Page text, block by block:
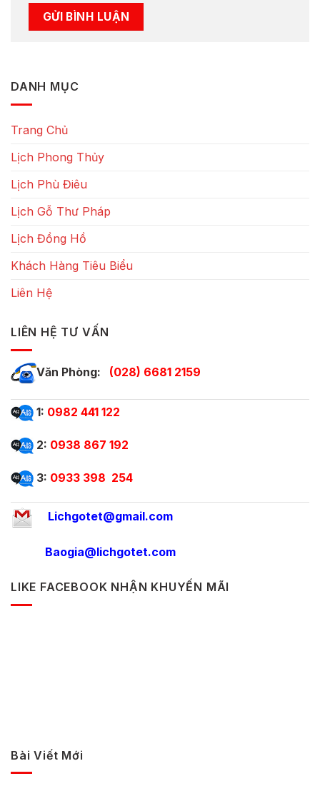
DANH MỤC
Trang Chủ
Lịch Phong Thủy
Lịch Phù Điêu
Lịch Gỗ Thư Pháp
Lịch Đồng Hồ
Khách Hàng Tiêu Biểu
Liên Hệ
LIÊN HỆ TƯ VẤN
Văn Phòng: (028) 6681 2159
1: 0982 441 122
2: 0938 867 192
3: 0933 398 254
Lichgotet@gmail.com
Baogia@lichgotet.com
LIKE FACEBOOK NHẬN KHUYẾN MÃI
Bài Viết Mới